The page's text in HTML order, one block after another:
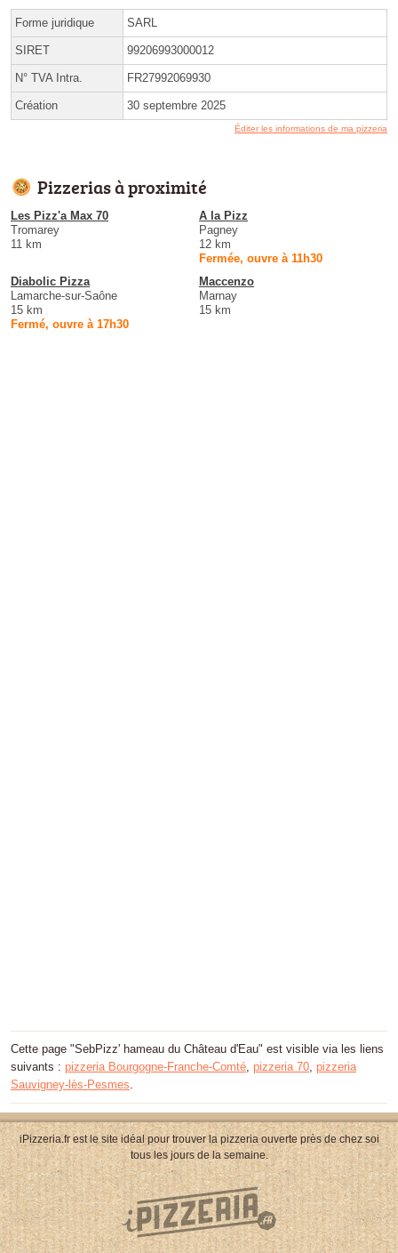
Forme juridique SARL
SIRET 99206993000012
N° TVA Intra. FR27992069930
Création 30 septembre 2025
Éditer les informations de ma pizzeria
Pizzerias à proximité
Les Pizz'a Max 70
Tromarey
11 km
A la Pizz
Pagney
12 km
Fermée, ouvre à 11h30
Diabolic Pizza
Lamarche-sur-Saône
15 km
Fermé, ouvre à 17h30
Maccenzo
Marnay
15 km
Cette page "SebPizz' hameau du Château d'Eau" est visible via les liens
suivants : pizzeria Bourgogne-Franche-Comté pizzeria 70 pizzeria
Sauvigney-lès-Pesmes
iPizzeria.fr est le site idéal pour trouver la pizzeria ouverte près de chez soi
tous les jours de la semaine.